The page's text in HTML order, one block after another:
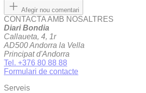
Afegir nou comentari
CONTACTA AMB NOSALTRES
Diari Bondia
Callaueta, 4, 1r
AD500 Andorra la Vella
Principat d'Andorra
Tel. +376 80 88 88
Formulari de contacte
Serveis